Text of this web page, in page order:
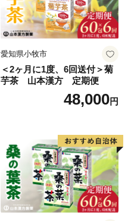
愛知県小牧市
＜2ヶ月に1度、6回送付＞菊
芋茶 山本漢方 定期便
48,000円